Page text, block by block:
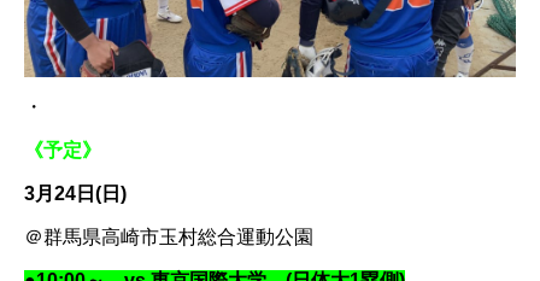
・
《予定》
3月24日(日 )
＠群馬県高崎市玉村総合運動公園